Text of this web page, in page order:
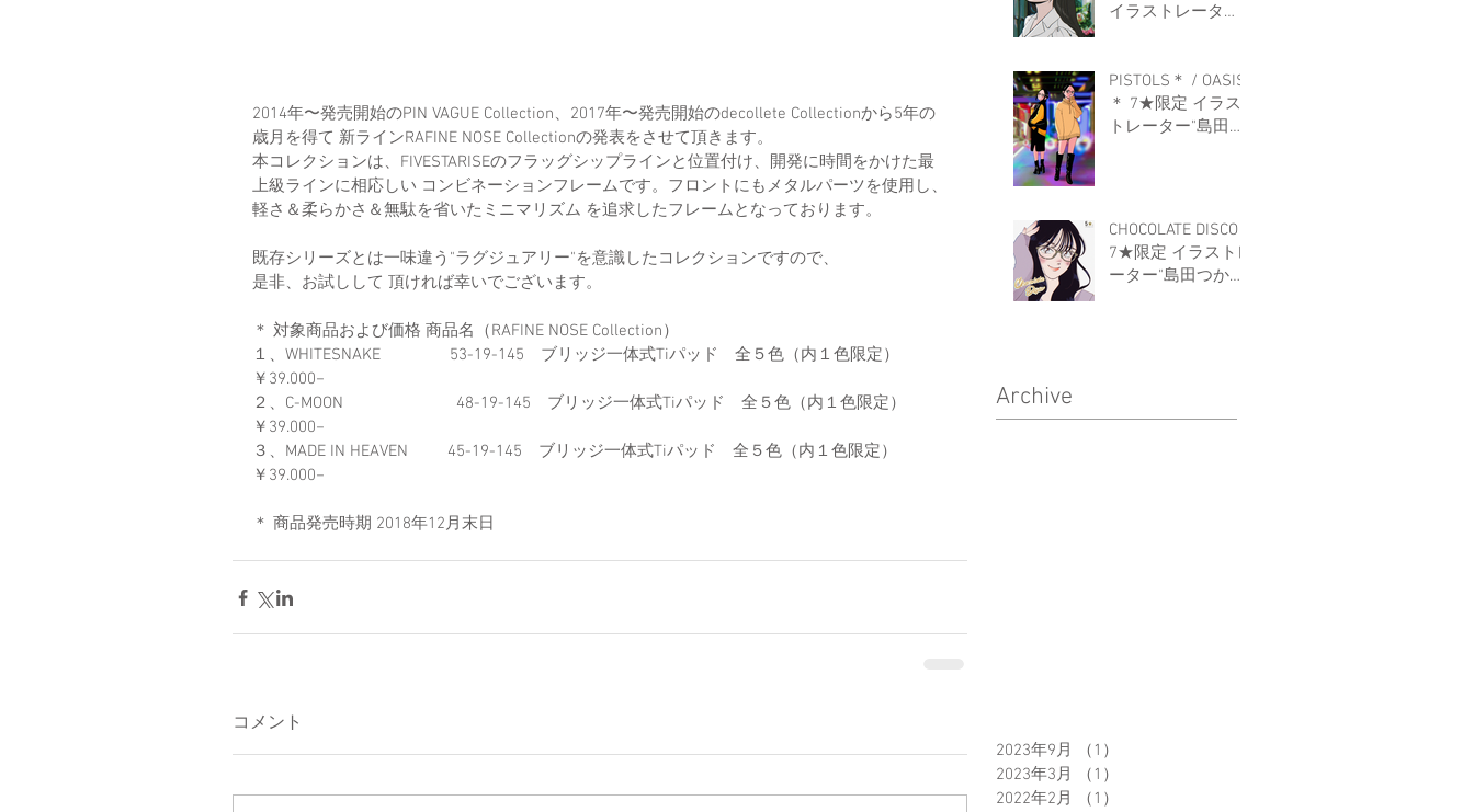
2014年〜発売開始のPIN VAGUE Collection、2017年〜発売開始のdecollete Collectionから5年の
歳月を得て 新ラインRAFINE NOSE Collectionの発表をさせて頂きます。
本コレクションは、FIVESTARISEのフラッグシップラインと位置付け、開発に時間をかけた最
上級ラインに相応しい コンビネーションフレームです。フロントにもメタルパーツを使用し、
軽さ＆柔らかさ＆無駄を省いたミニマリズム を追求したフレームとなっております。
既存シリーズとは一味違う"ラグジュアリー"を意識したコレクションですので、
是非、お試しして 頂ければ幸いでございます。
＊ 対象商品および価格 商品名（RAFINE NOSE Collection）
１、WHITESNAKE            　53-19-145　ブリッジ一体式Tiパッド　全５色（内１色限定）
￥39.000−
２、C-MOON                      　48-19-145　ブリッジ一体式Tiパッド　全５色（内１色限定）
￥39.000−
３、MADE IN HEAVEN         45-19-145　ブリッジ一体式Tiパッド　全５色（内１色限定）
￥39.000−
＊ 商品発売時期 2018年12月末日
コメント
イラストレータ
レーションのお知
らせ
PISTOLS＊ / OASIS
＊ 7★限定 イラス
トレーター"島田つ
CHOCOLATE DISCO
7★限定 イラストレ
ーター"島田つか
Archive
2023年9月 （1）
2023年3月
（1）
2022年2月
（1）